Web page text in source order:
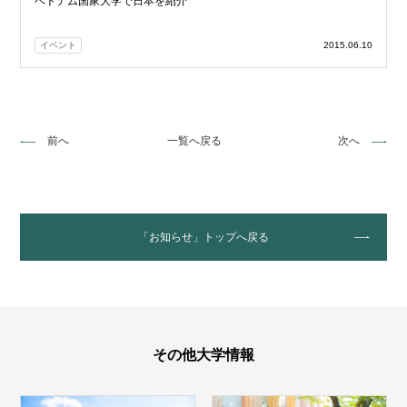
イベント 2015.06.10
前へ 一覧へ戻る 次へ
「お知らせ」トップへ戻る
その他大学情報